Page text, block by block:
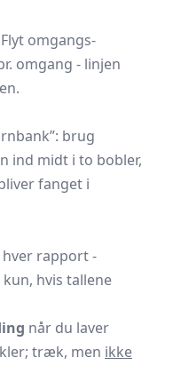
omgangs­
omgang - linjen
brug
ind midt i to bobler,
fanget i
rapport -
hvis tallene
når du laver
træk, men ikke